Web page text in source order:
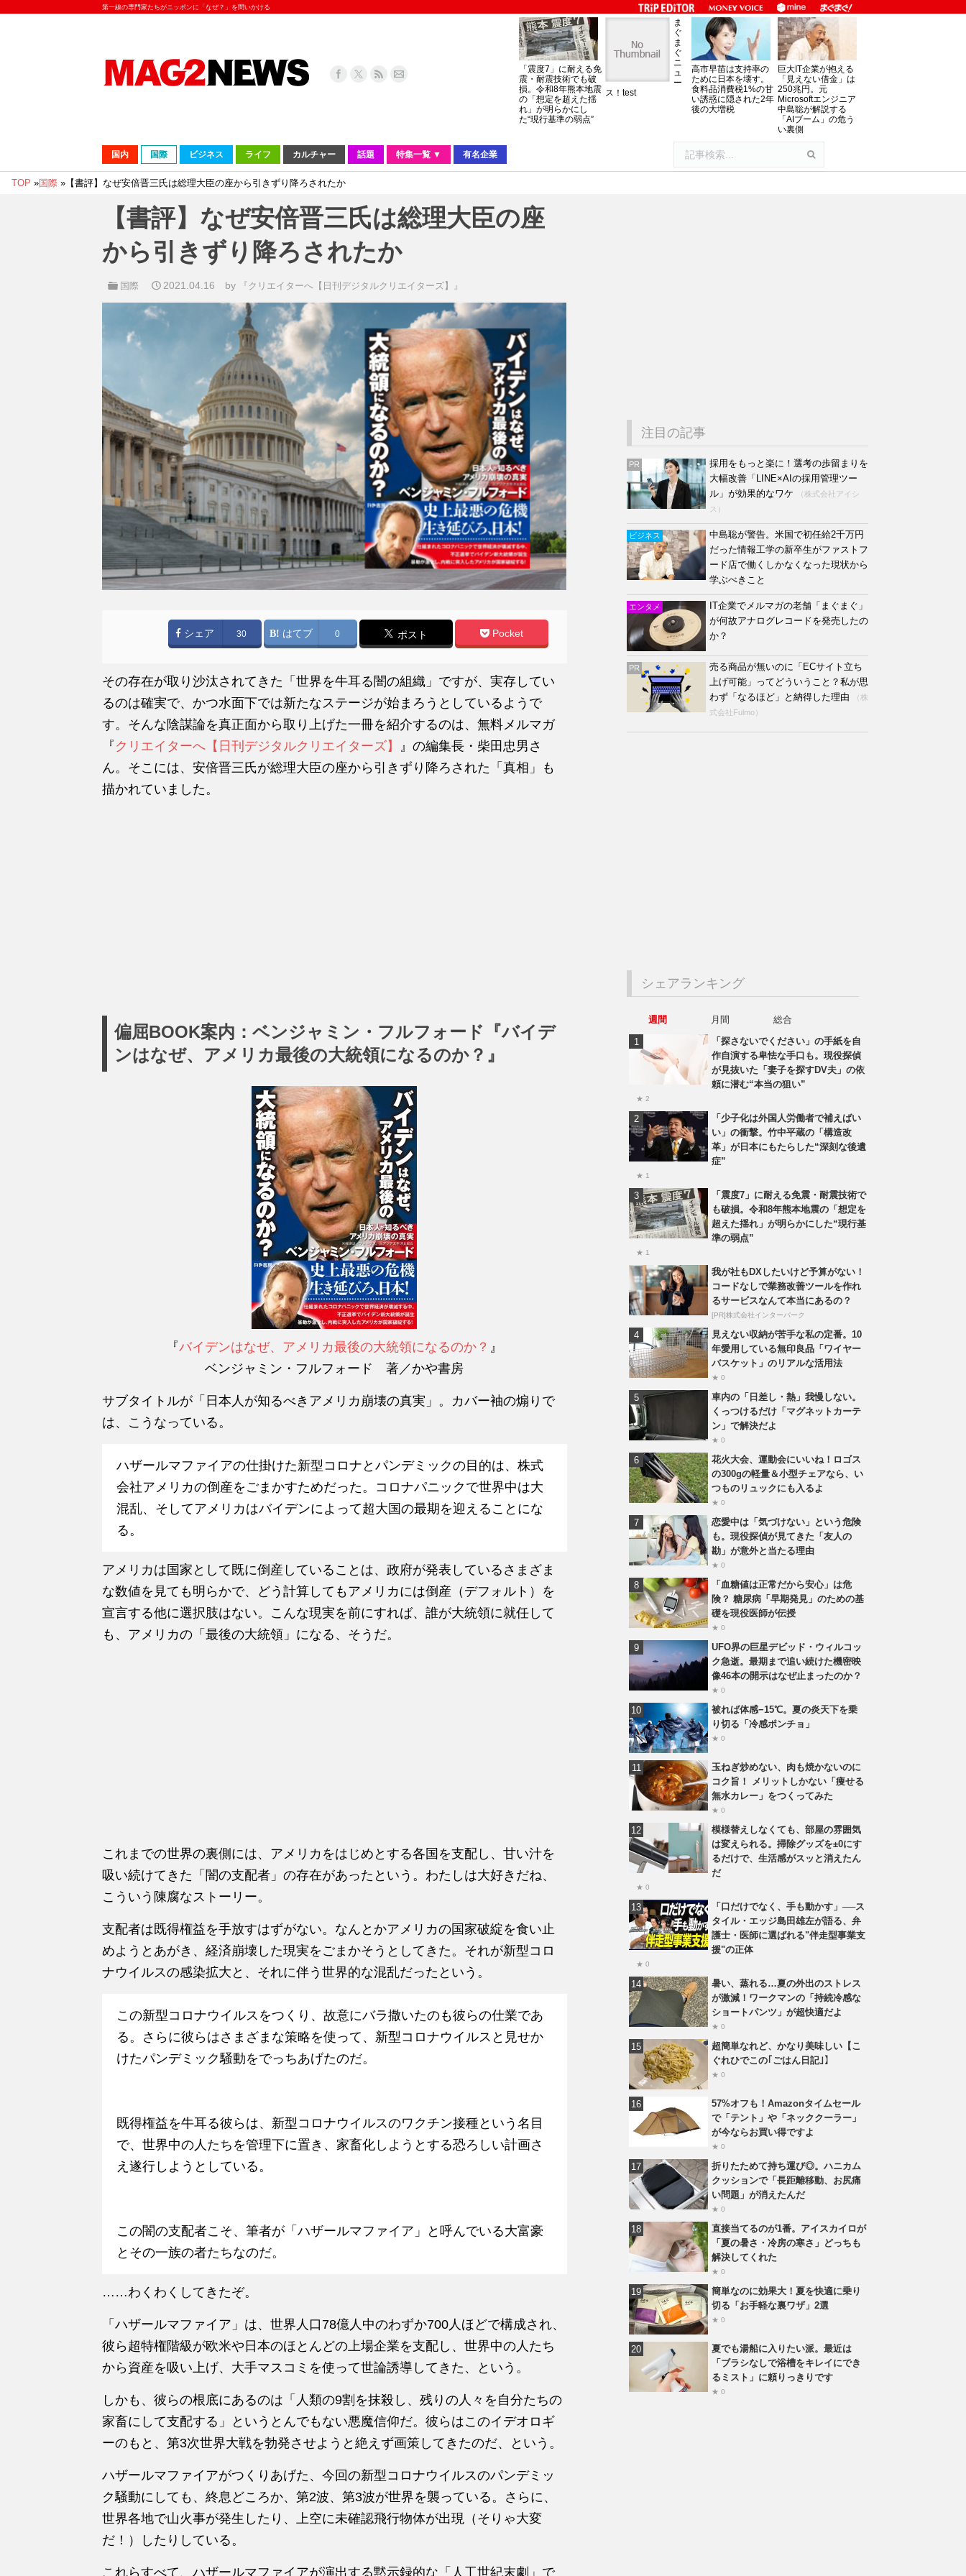
第一線の専門家たちがニッポンに「なぜ？」を問いかける
「震度7」に耐える免
震・耐震技術でも破
損。令和8年熊本地震
の「想定を超えた揺
れ」が明らかにし
た“現行基準の弱点”
ま
ぐ
ま
ぐ
ニ
ュ
ー
ス！test
高市早苗は支持率の
ために日本を壊す。
食料品消費税1%の甘
い誘惑に隠された2年
後の大増税
巨大IT企業が抱える
「見えない借金」は
250兆円。元
Microsoftエンジニア
中島聡が解説する
「AIブーム」の危う
い裏側
国内 国際 ビジネス ライフ カルチャー 話題 特集一覧 ▼ 有名企業
TOP »国際 » 【書評】なぜ安倍晋三氏は総理大臣の座から引きずり降ろされたか
【書評】なぜ安倍晋三氏は総理大臣の座
から引きずり降ろされたか
国際 2021.04.16 by 『クリエイターへ【日刊デジタルクリエイターズ】』
シェア 30 はてブ 0 ポスト Pocket
その存在が取り沙汰されてきた「世界を牛耳る闇の組織」ですが、実存してい
るのは確実で、かつ水面下では新たなステージが始まろうとしているようで
す。そんな陰謀論を真正面から取り上げた一冊を紹介するのは、無料メルマガ
『 クリエイターへ【日刊デジタルクリエイターズ】
』の編集長・柴田忠男さ
ん。そこには、安倍晋三氏が総理大臣の座から引きずり降ろされた「真相」も
描かれていました。
偏屈BOOK案内：ベンジャミン・フルフォード『バイデ
ンはなぜ、アメリカ最後の大統領になるのか？』
『バイデンはなぜ、アメリカ最後の大統領になるのか？ 』
ベンジャミン・フルフォード 著／かや書房
サブタイトルが「日本人が知るべきアメリカ崩壊の真実」。カバー袖の煽りで
は、こうなっている。
ハザールマファイアの仕掛けた新型コロナとパンデミックの目的は、株式
会社アメリカの倒産をごまかすためだった。コロナパニックで世界中は大
混乱、そしてアメリカはバイデンによって超大国の最期を迎えることにな
る。
アメリカは国家として既に倒産していることは、政府が発表しているさまざま
な数値を見ても明らかで、どう計算してもアメリカには倒産（デフォルト）を
宣言する他に選択肢はない。こんな現実を前にすれば、誰が大統領に就任して
も、アメリカの「最後の大統領」になる、そうだ。
これまでの世界の裏側には、アメリカをはじめとする各国を支配し、甘い汁を
吸い続けてきた「闇の支配者」の存在があったという。わたしは大好きだね、
こういう陳腐なストーリー。
支配者は既得権益を手放すはずがない。なんとかアメリカの国家破綻を食い止
めようとあがき、経済崩壊した現実をごまかそうとしてきた。それが新型コロ
ナウイルスの感染拡大と、それに伴う世界的な混乱だったという。
この新型コロナウイルスをつくり、故意にバラ撒いたのも彼らの仕業であ
る。さらに彼らはさまざまな策略を使って、新型コロナウイルスと見せか
けたパンデミック騒動をでっちあげたのだ。
既得権益を牛耳る彼らは、新型コロナウイルスのワクチン接種という名目
で、世界中の人たちを管理下に置き、家畜化しようとする恐ろしい計画さ
え遂行しようとしている。
この闇の支配者こそ、筆者が「ハザールマファイア」と呼んでいる大富豪
とその一族の者たちなのだ。
……わくわくしてきたぞ。
「ハザールマファイア」は、世界人口78億人中のわずか700人ほどで構成され、
彼ら超特権階級が欧米や日本のほとんどの上場企業を支配し、世界中の人たち
から資産を吸い上げ、大手マスコミを使って世論誘導してきた、という。
しかも、彼らの根底にあるのは「人類の9割を抹殺し、残りの人々を自分たちの
家畜にして支配する」というとんでもない悪魔信仰だ。彼らはこのイデオロギ
ーのもと、第3次世界大戦を勃発させようと絶えず画策してきたのだ、という。
ハザールマファイアがつくりあげた、今回の新型コロナウイルスのパンデミッ
ク騒動にしても、終息どころか、第2波、第3波が世界を襲っている。さらに、
世界各地で山火事が発生したり、上空に未確認飛行物体が出現（そりゃ大変
だ！）したりしている。
これらすべて、ハザールマファイアが演出する黙示録的な「人工世紀末劇」で
注目の記事
PR
採用をもっと楽に！選考の歩留まりを
大幅改善「LINE×AIの採用管理ツー
ル」が効果的なワケ
（株式会社アイシ
ス）
ビジネス
中島聡が警告。米国で初任給2千万円
だった情報工学の新卒生がファストフ
ード店で働くしかなくなった現状から
学ぶべきこと
エンタメ
IT企業でメルマガの老舗「まぐまぐ」
が何故アナログレコードを発売したの
か？
PR
売る商品が無いのに「ECサイト立ち
上げ可能」ってどういうこと？私が思
わず「なるほど」と納得した理由
（株
式会社Fulmo）
シェアランキング
週間 月間
総合
「探さないでください」の手紙を自
作自演する卑怯な手口も。現役探偵
が見抜いた「妻子を探すDV夫」の依
頼に潜む“本当の狙い”
★ 2
「少子化は外国人労働者で補えばい
い」の衝撃。竹中平蔵の「構造改
革」が日本にもたらした“深刻な後遺
症”
★ 1
「震度7」に耐える免震・耐震技術で
も破損。令和8年熊本地震の「想定を
超えた揺れ」が明らかにした“現行基
準の弱点”
★ 1
我が社もDXしたいけど予算がない！
コードなしで業務改善ツールを作れ
るサービスなんて本当にあるの？
[PR]株式会社インターパーク
見えない収納が苦手な私の定番。10
年愛用している無印良品「ワイヤー
バスケット」のリアルな活用法
★ 0
車内の「日差し・熱」我慢しない。
くっつけるだけ「マグネットカーテ
ン」で解決だよ
★ 0
花火大会、運動会にいいね！ロゴス
の300gの軽量＆小型チェアなら、い
つものリュックにも入るよ
★ 0
恋愛中は「気づけない」という危険
も。現役探偵が見てきた「友人の
勘」が意外と当たる理由
★ 0
「血糖値は正常だから安心」は危
険？ 糖尿病「早期発見」のための基
礎を現役医師が伝授
★ 0
UFO界の巨星デビッド・ウィルコッ
ク急逝。最期まで追い続けた機密映
像46本の開示はなぜ止まったのか？
★ 0
被れば体感−15℃。夏の炎天下を乗
り切る「冷感ポンチョ」
★ 0
玉ねぎ炒めない、肉も焼かないのに
コク旨！ メリットしかない「痩せる
無水カレー」をつくってみた
★ 0
模様替えしなくても、部屋の雰囲気
は変えられる。掃除グッズを±0にす
るだけで、生活感がスッと消えたん
だ
★ 0
「口だけでなく、手も動かす」──ス
タイル・エッジ島田雄左が語る、弁
護士・医師に選ばれる"伴走型事業支
援"の正体
★ 0
暑い、蒸れる…夏の外出のストレス
が激減！ワークマンの「持続冷感な
ショートパンツ」が超快適だよ
★ 0
超簡単なれど、かなり美味しい【こ
ぐれひでこの｢ごはん日記｣】
★ 0
57%オフも！Amazonタイムセール
で「テント」や「ネッククーラー」
が今ならお買い得ですよ
★ 0
折りたためて持ち運び◎。ハニカム
クッションで「長距離移動、お尻痛
い問題」が消えたんだ
★ 0
直接当てるのが1番。アイスカイロが
「夏の暑さ・冷房の寒さ」どっちも
解決してくれた
★ 0
簡単なのに効果大！夏を快適に乗り
切る「お手軽な裏ワザ」2選
★ 0
夏でも湯船に入りたい派。最近は
「ブラシなしで浴槽をキレイにでき
るミスト」に頼りっきりです
★ 0